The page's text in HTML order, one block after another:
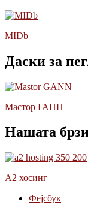
MIDb
Даски за
Мастор ГАНН
Нашата
А2 хосинг
Фејсбук